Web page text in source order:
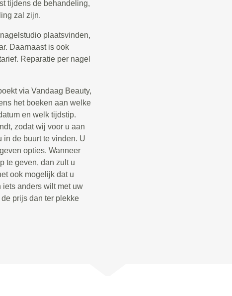
tijdens de behandeling,
zal zijn.
plaatsvinden,
Daarnaast is ook
Reparatie per nagel
via Vandaag Beauty,
het boeken aan welke
en welk tijdstip.
zodat wij voor u aan
de buurt te vinden. U
opties. Wanneer
te geven, dan zult u
ook mogelijk dat u
anders wilt met uw
prijs dan ter plekke